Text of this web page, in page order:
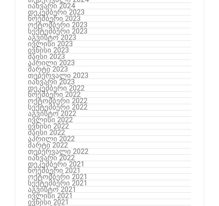
იანვარი 2024
დეკემბერი 2023
ნოემბერი 2023
ოქტომბერი 2023
სექტემბერი 2023
აგვისტო 2023
ივლისი 2023
ივნისი 2023
მაისი 2023
აპრილი 2023
მარტი 2023
თებერვალი 2023
იანვარი 2023
დეკემბერი 2022
ნოემბერი 2022
ოქტომბერი 2022
სექტემბერი 2022
აგვისტო 2022
ივლისი 2022
ივნისი 2022
მაისი 2022
აპრილი 2022
მარტი 2022
თებერვალი 2022
იანვარი 2022
დეკემბერი 2021
ნოემბერი 2021
ოქტომბერი 2021
სექტემბერი 2021
აგვისტო 2021
ივლისი 2021
ივნისი 2021